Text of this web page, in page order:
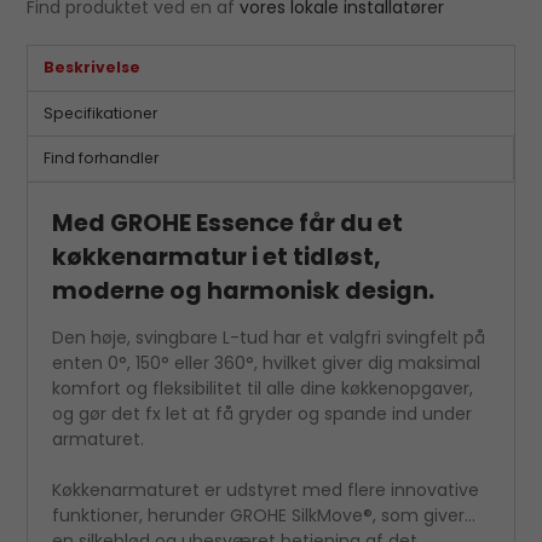
Find produktet ved en afvores lokale installatører
Beskrivelse
Specifikationer
Find forhandler
Med GROHE Essence får du et
køkkenarmatur i et tidløst,
moderne og harmonisk design.
Den høje, svingbare L-tud har et valgfri svingfelt på
enten 0°, 150° eller 360°, hvilket giver dig maksimal
komfort og fleksibilitet til alle dine køkkenopgaver,
og gør det fx let at få gryder og spande ind under
armaturet.
Køkkenarmaturet er udstyret med flere innovative
funktioner, herunder GROHE SilkMove®, som giver